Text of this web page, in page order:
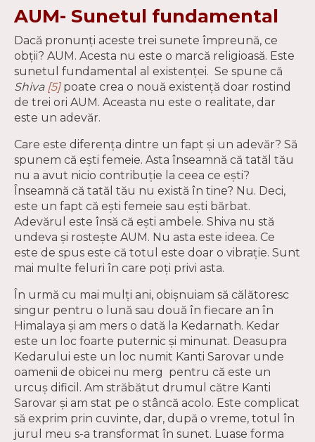
AUM- Sunetul fundamental
Dacă pronunţi aceste trei sunete împreună, ce
obţii? AUM. Acesta nu este o marcă religioasă. Este
sunetul fundamental al existenţei. Se spune că
Shiva [5] poate crea o nouă existenţă doar rostind
de trei ori AUM. Aceasta nu este o realitate, dar
este un adevăr.
Care este diferenţa dintre un fapt şi un adevăr? Să
spunem că eşti femeie. Asta înseamnă că tatăl tău
nu a avut nicio contribuţie la ceea ce eşti?
Înseamnă că tatăl tău nu există în tine? Nu. Deci,
este un fapt că eşti femeie sau eşti bărbat.
Adevărul este însă că eşti ambele. Shiva nu stă
undeva şi rosteşte AUM. Nu asta este ideea. Ce
este de spus este că totul este doar o vibraţie. Sunt
mai multe feluri în care poți privi asta.
În urmă cu mai mulţi ani, obişnuiam să călătoresc
singur pentru o lună sau două în fiecare an în
Himalaya şi am mers o dată la Kedarnath. Kedar
este un loc foarte puternic şi minunat. Deasupra
Kedarului este un loc numit Kanti Sarovar unde
oamenii de obicei nu merg pentru că este un
urcuş dificil. Am străbătut drumul către Kanti
Sarovar şi am stat pe o stâncă acolo. Este complicat
să exprim prin cuvinte, dar, după o vreme, totul în
jurul meu s-a transformat în sunet. Luase forma